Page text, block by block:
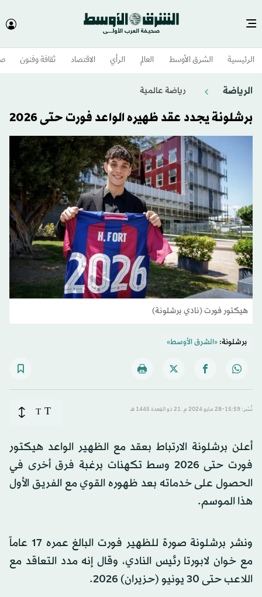
الرئيسية الشرق الأوسط​ العالم الرأي الاقتصاد ثقافة وفنون
الرياضة رياضة عالمية
برشلونة يجدد عقد ظهيره الواعد فورت حتى 2026
هيكتور فورت (نادي برشلونة)
برشلونة:«الشرق الأوسط»
نُشر: 15:59-28 مايو 2024 م ـ 21 ذو القِعدة 1445 هـ T
T
أعلن برشلونة الارتباط بعقد مع الظهير الواعد هيكتور
فورت حتى 2026 وسط تكهنات برغبة فرق أخرى في
الحصول على خدماته بعد ظهوره القوي مع الفريق الأول
هذا الموسم.
ونشر برشلونة صورة للظهير فورت البالغ عمره 17 عاماً
مع خوان لابورتا رئيس النادي، وقال إنه مدد التعاقد مع
اللاعب حتى 30 يونيو (حزيران) 2026.